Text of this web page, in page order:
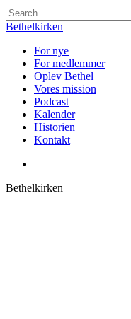
Skip
to
content
Close
Bethelkirken
Menu
For nye
For medlemmer
Oplev Bethel
Vores mission
Podcast
Kalender
Historien
Kontakt
Bethelkirken